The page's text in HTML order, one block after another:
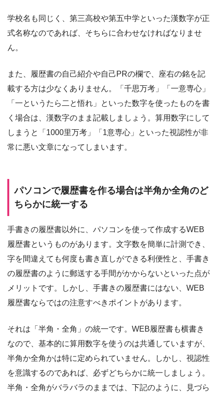
学校名も同じく、第三高校や第五中学といった漢数字が正
式名称なのであれば、そちらに合わせなければなりませ
ん。
また、履歴書の自己紹介や自己PRの欄で、座右の銘を記
載する方は少なくありません。「千思万考」「一意専心」
「一というたら二と悟れ」といった数字を使ったものを書
く場合は、漢数字のまま記載しましょう。算用数字にして
しまうと「1000里万考」「1意専心」といった視認性が非
常に悪い文章になってしまいます。
パソコンで履歴書を作る場合は半角か全角のど
ちらかに統一する
手書きの履歴書以外に、パソコンを使って作成するWEB
履歴書というものがあります。文字数を簡単に計測でき、
字を間違えても何度も書き直しができる利便性と、手書き
の履歴書のように郵送する手間がかからないといった点が
メリットです。しかし、手書きの履歴書にはない、WEB
履歴書ならではの注意すべきポイントがあります。
それは「半角・全角」の統一です。WEB履歴書も横書き
なので、基本的に算用数字を使うのは共通していますが、
半角か全角かは特に定められていません。しかし、視認性
を意識するのであれば、必ずどちらかに統一しましょう。
半角・全角がバラバラのままでは、下記のように、見づら